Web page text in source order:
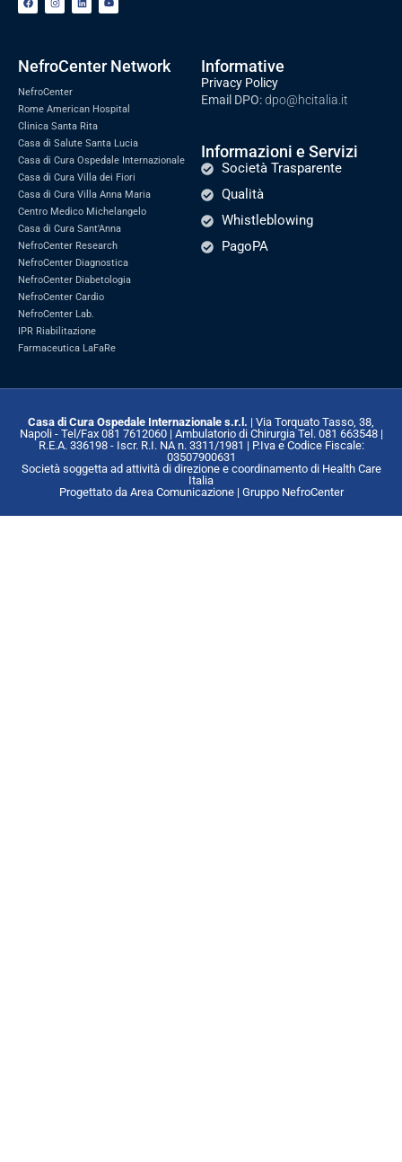
NefroCenter Network
NefroCenter
Rome American Hospital
Clinica Santa Rita
Casa di Salute Santa Lucia
Casa di Cura Ospedale Internazionale
Casa di Cura Villa dei Fiori
Casa di Cura Villa Anna Maria
Centro Medico Michelangelo
Casa di Cura Sant'Anna
NefroCenter Research
NefroCenter Diagnostica
NefroCenter Diabetologia
NefroCenter Cardio
NefroCenter Lab.
IPR Riabilitazione
Farmaceutica LaFaRe
Informative
Privacy Policy
Email DPO:dpo@hcitalia.it
Informazioni e Servizi
Società Trasparente
Qualità
Whistleblowing
PagoPA
Casa di Cura Ospedale Internazionale s.r.l. | Via Torquato Tasso, 38,
Napoli - Tel/Fax 081 7612060 | Ambulatorio di Chirurgia Tel. 081 663548 |
R.E.A. 336198 - Iscr. R.I. NA n. 3311/1981 | P.Iva e Codice Fiscale:
03507900631
Società soggetta ad attività di direzione e coordinamento di Health Care
Italia
Progettato da Area Comunicazione | Gruppo NefroCenter